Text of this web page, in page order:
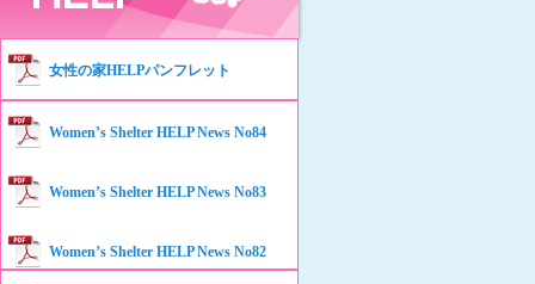
女性の家HELPパンフレット
Women’s Shelter HELP News No84
Women’s Shelter HELP News No83
Women’s Shelter HELP News No82